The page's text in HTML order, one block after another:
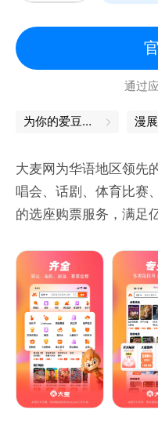
通过
为你的爱豆，打call吧
大麦网为华语地区领先
唱会、话剧、体育比赛
的选座购票服务，满足
【亮点推荐】
随时随地移动购票
红包折扣优惠不停
特色栏目粉丝福利
【爱•特色福利】低价
礼，一言不合就送送送